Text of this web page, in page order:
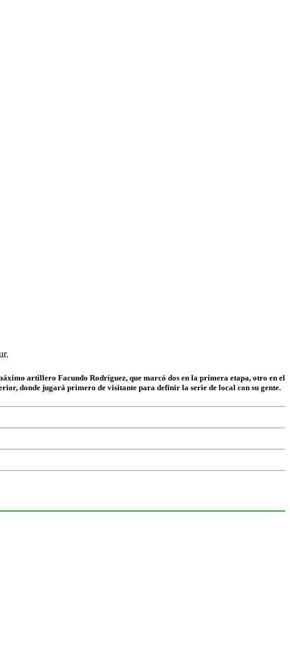
artillero Facundo Rodríguez, que marcó dos en la primera etapa, otro en el
donde jugará primero de visitante para definir la serie de local con su gente.